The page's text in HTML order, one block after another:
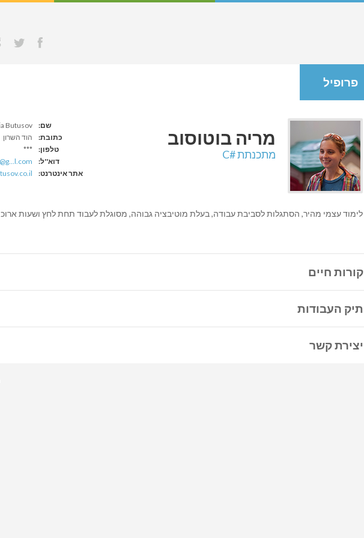
פרופיל
מריה בוטוסוב
מתכנתת #C
שם:
Butusov
כתובת:
הוד השרון
טלפון:
***
דוא''ל:
אתר אינטרנט:
לימוד עצמי מהיר, הסתגלות לסביבת עבודה, בעלת מוטיבציה גבוהה, מסוגלת לעבוד תחת לחץ ושעות
קורות חיים
תיק העבודות
יצירת קשר